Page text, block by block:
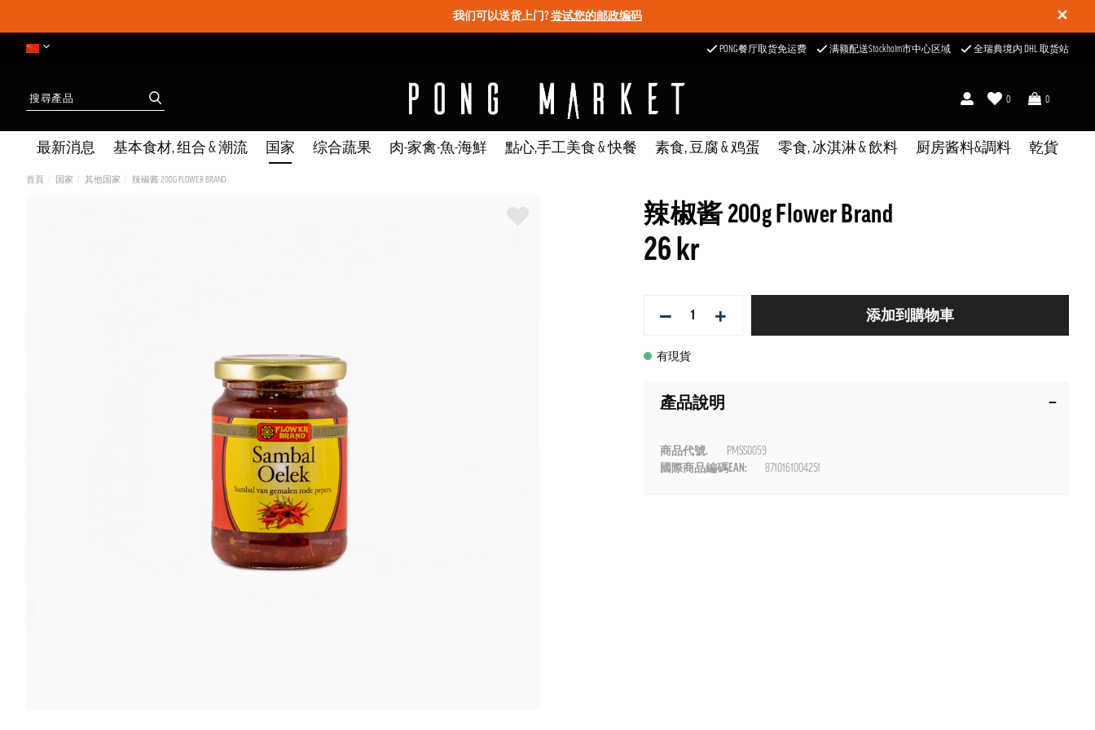
✕
我们可以送货上门?尝试您的邮政编码
PONG餐厅取货免运费 满额配送Stockholm市中心区域 全瑞典境内 DHL 取货站
0
0
最新消息 基本食材, 组合 & 潮流 国家 综合蔬果 肉-家禽-魚-海鮮 點心,手工美食 & 快餐 素食, 豆腐 & 鸡蛋 零食, 冰淇淋 & 飲料 厨房酱料&調料 乾貨
首頁 国家 其他国家 辣椒酱 200G FLOWER BRAND
辣椒酱 200g Flower Brand
26 kr
− + 添加到購物車
有現貨
產品說明
商品代號.
PMSS0059
國際商品編碼EAN:
8710161004251